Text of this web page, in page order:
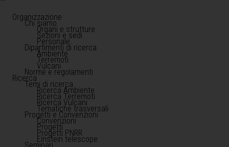
Organizzazione
Chi siamo
Organi e strutture
Sezioni e sedi
Personale
Dipartimenti di ricerca
Ambiente
Terremoti
Vulcani
Norme e regolamenti
Ricerca
Temi di ricerca
Ricerca Ambiente
Ricerca Terremoti
Ricerca Vulcani
Tematiche trasversali
Progetti e Convenzioni
Convenzioni
Progetti
Progetti PNRR
Einstein telescope
Seminari